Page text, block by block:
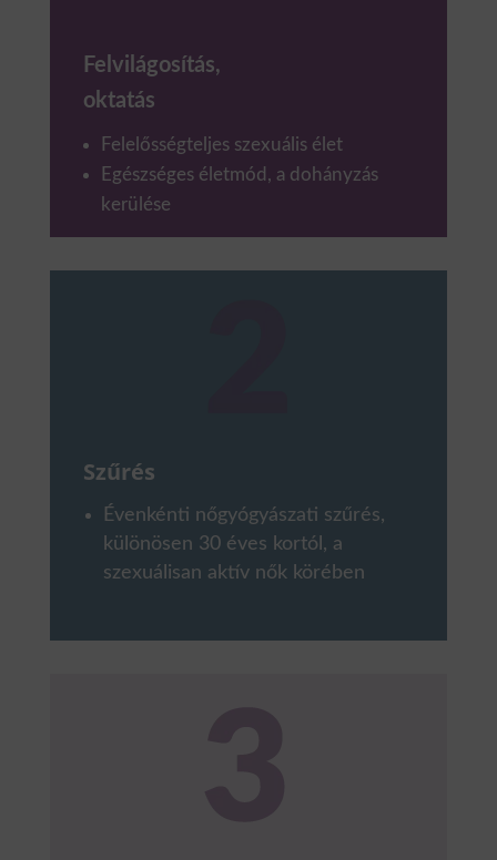
Felvilágosítás,
oktatás
Felelősségteljes szexuális élet
Egészséges életmód, a dohányzás
kerülése
Szűrés
Évenkénti nőgyógyászati szűrés,
különösen 30 éves kortól, a
szexuálisan aktív nők körében